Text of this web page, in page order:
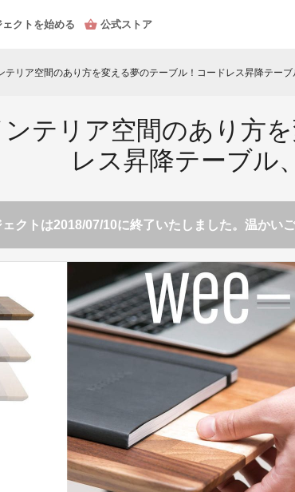
ェクトを始める 公式ストア
テリア空間のあり方を変える夢のテーブル！コードレス昇降テーブ
テリア空間のあり方
レス昇降テーブル
クトは2018/07/10に終了いたしました。温かい